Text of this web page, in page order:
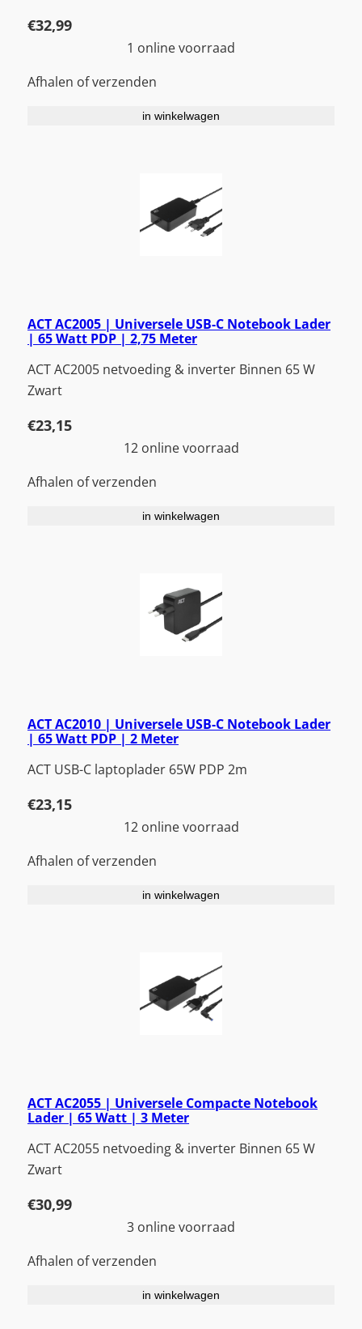
€32,99
1 online voorraad
Afhalen of verzenden
in winkelwagen
ACT AC2005 | Universele USB-C Notebook Lader
| 65 Watt PDP | 2,75 Meter
ACT AC2005 netvoeding & inverter Binnen 65 W
Zwart
€23,15
12 online voorraad
Afhalen of verzenden
in winkelwagen
ACT AC2010 | Universele USB-C Notebook Lader
| 65 Watt PDP | 2 Meter
ACT USB-C laptoplader 65W PDP 2m
€23,15
12 online voorraad
Afhalen of verzenden
in winkelwagen
ACT AC2055 | Universele Compacte Notebook
Lader | 65 Watt | 3 Meter
ACT AC2055 netvoeding & inverter Binnen 65 W
Zwart
€30,99
3 online voorraad
Afhalen of verzenden
in winkelwagen